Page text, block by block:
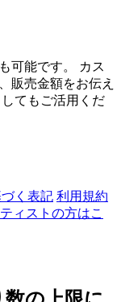
可能です。 カス
販売金額をお伝え
てもご活用くだ
く表記 利用規約
ィストの方はこ